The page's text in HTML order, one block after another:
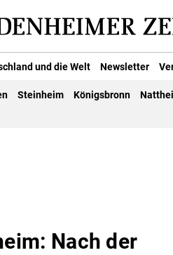
und die Welt Newsletter
Steinheim Königsbronn
Nach der